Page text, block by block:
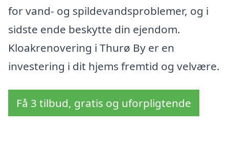
for vand- og spildevandsproblemer, og i
sidste ende beskytte din ejendom.
Kloakrenovering i Thurø By er en
investering i dit hjems fremtid og velvære.
Få 3 tilbud, gratis og uforpligtende